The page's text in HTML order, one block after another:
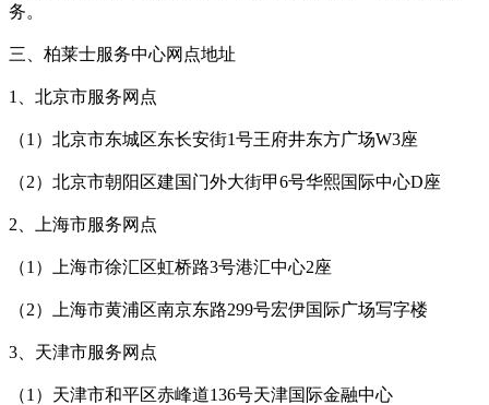
务。
三、柏莱士服务中心网点地址
1、北京市服务网点
（1）北京市东城区东长安街1号王府井东方广场W3座
（2）北京市朝阳区建国门外大街甲6号华熙国际中心D座
2、上海市服务网点
（1）上海市徐汇区虹桥路3号港汇中心2座
（2）上海市黄浦区南京东路299号宏伊国际广场写字楼
3、天津市服务网点
（1）天津市和平区赤峰道136号天津国际金融中心